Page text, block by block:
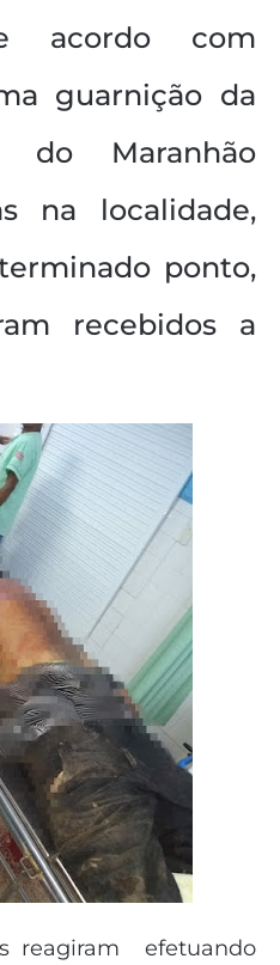
acordo com
guarnição da
do Maranhão
na localidade,
ponto,
recebidos a
reagiram efetuando